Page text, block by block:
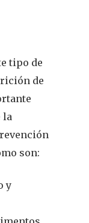
tipo de
de
la
son:
y